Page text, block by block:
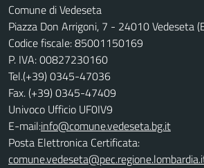
Comune di Vedeseta
Piazza Don Arrigoni, 7 - 24010 Vedeseta
Codice fiscale: 85001150169
P. IVA: 00827230160
Tel.(+39) 0345-47036
Fax. (+39) 0345-47409
Univoco Ufficio UF0IV9
E-mail:info@comune.vedeseta.bg.it
Posta Elettronica Certificata: